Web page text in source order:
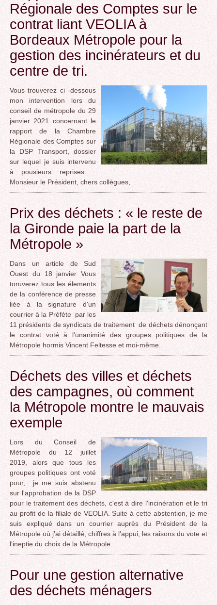
Régionale des Comptes sur le
contrat liant VEOLIA à
Bordeaux Métropole pour la
gestion des incinérateurs et du
centre de tri.
Vous trouverez ci -dessous
mon intervention lors du
conseil de métropole du 29
janvier 2021 concernant le
rapport de la Chambre
Régionale des Comptes sur
la DSP Transport, dossier
sur lequel je suis intervenu
à pousieurs reprises.
Monsieur le Président, chers collègues,
Prix des déchets : « le reste de
la Gironde paie la part de la
Métropole »
Dans un article de Sud
Ouest du 18 janvier Vous
toruverez tous les élements
de la conférence de presse
liée à la signature d'un
courrier à la Préfète par les
11 présidents de syndicats de traitement de déchets dénonçant
le contrat voté à l'unanimité des groupes politiques de la
Métropole hormis Vincent Feltesse et moi-même.
Déchets des villes et déchets
des campagnes, où comment
la Métropole montre le mauvais
exemple
Lors du Conseil de
Métropole du 12 juillet
2019, alors que tous les
groupes politiques ont voté
pour, je me suis abstenu
sur l'approbation de la DSP
pour le traitement des déchets, c'est à dire l'incinération et le tri
au profit de la filiale de VEOLIA. Suite à cette abstention, je me
suis expliqué dans un courrier auprès du Président de la
Métropole où j'ai détaillé, chiffres à l'appui, les raisons du vote et
l'ineptie du choix de la Métropole.
Pour une gestion alternative
des déchets ménagers